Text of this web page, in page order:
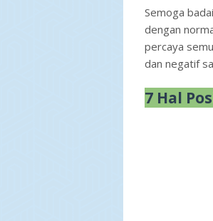
Semoga
dengan
percaya
dan negatif
7 Hal